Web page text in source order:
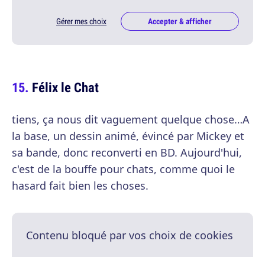
Gérer mes choix Accepter & afficher
Félix le Chat
tiens, ça nous dit vaguement quelque chose…A
la base, un dessin animé, évincé par Mickey et
sa bande, donc reconverti en BD. Aujourd'hui,
c'est de la bouffe pour chats, comme quoi le
hasard fait bien les choses.
Contenu bloqué par vos choix de cookies